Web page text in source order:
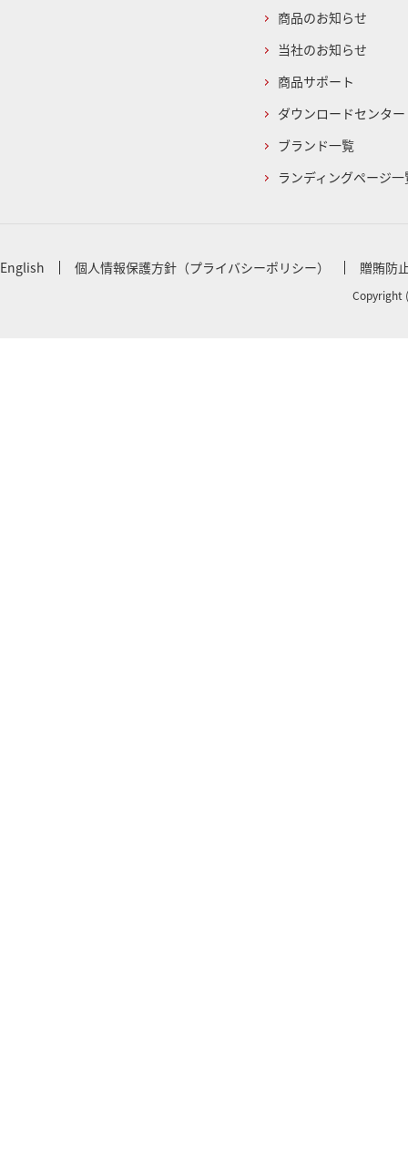
商品のお知らせ
当社のお知らせ
商品サポート
ダウンロードセンター
ブランド一覧
ランディングページ一
English 個人情報保護方針（プライバシーポリシー） 贈賄防
Copyright